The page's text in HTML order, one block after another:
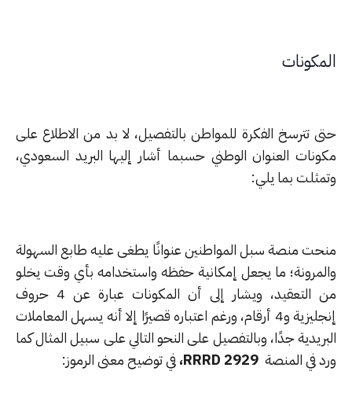
تترسخ الفكرة للمواطن بالتفصيل، لا بد من الاطلاع على
العنوان الوطني حسبما أشار إليها البريد السعودي،
بما يلي:
منصة سبل المواطنين عنوانًا يطغى عليه طابع السهولة
ما يجعل إمكانية حفظه واستخدامه بأي وقت يخلو
من التعقيد، ويشار إلى أن المكونات عبارة عن 4 حروف
إنجليزية و4 أرقام، ورغم اعتباره قصيرًا إلا أنه يسهل المعاملات
جدًا، وبالتفصيل على النحو التالي على سبيل المثال كما
في المنصةRRRD 2929، في توضيح معنى الرموز: